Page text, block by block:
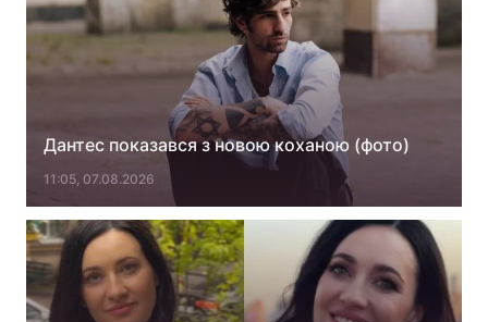
Дантес показався з новою коханою (фото)
11:05, 07.08.2026